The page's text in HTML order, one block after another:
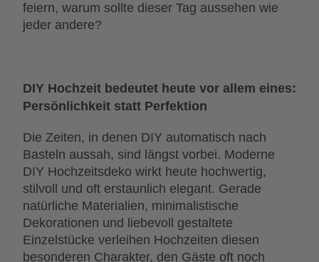
feiern, warum sollte dieser Tag aussehen wie
jeder andere?
DIY Hochzeit bedeutet heute vor allem eines:
Persönlichkeit statt Perfektion
Die Zeiten, in denen DIY automatisch nach
Basteln aussah, sind längst vorbei. Moderne
DIY Hochzeitsdeko wirkt heute hochwertig,
stilvoll und oft erstaunlich elegant. Gerade
natürliche Materialien, minimalistische
Dekorationen und liebevoll gestaltete
Einzelstücke verleihen Hochzeiten diesen
besonderen Charakter, den Gäste oft noch